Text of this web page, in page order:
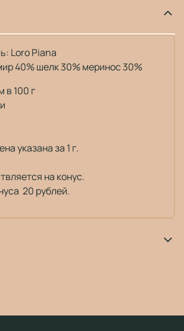
Loro Piana
40% шелк 30% меринос 30%
в 100 г
указана за 1 г.
на конус.
20 рублей.